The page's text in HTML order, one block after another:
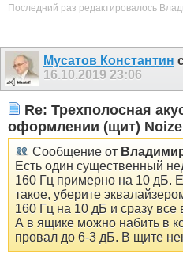
Последний раз редактировалось
Мусатов Константин
16.10.2019 23:06
Re: Трехполосная
оформлении (щит)
Сообщение от
Есть один существенный
160 Гц примерно на 10 дБ.
такое, уберите
160 Гц на 10 дБ и сразу
А в ящике можно набить в
провал до 6-3 дБ. В щите